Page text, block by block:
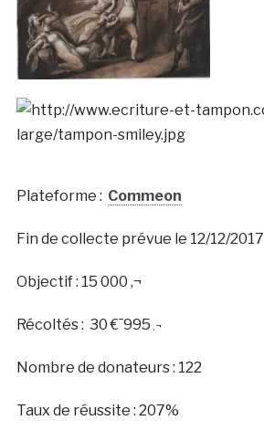
Plateforme : Commeon
Fin de collecte prévue le 12/12/2017
Objectif : 15 000 ‚¬
Récoltés : 30€¯995 ‚¬
Nombre de donateurs : 122
Taux de réussite : 207%